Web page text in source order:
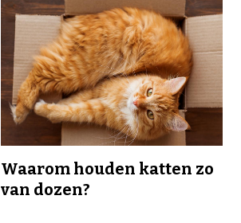
Waarom houden katten zo
van dozen?